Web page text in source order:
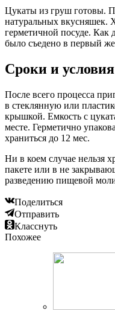
Цукаты из груш готовы.
натуральных вкусняшек.
герметичной посуде. Как
было съедено в первый же
Сроки и
После всего процесса
в стеклянную или
крышкой. Емкость с
месте. Герметично
храниться до 12 мес.
Ни в коем случае нельзя
пакете или в не
разведению пищевой
Поделиться
Отправить
Класснуть
Похожее